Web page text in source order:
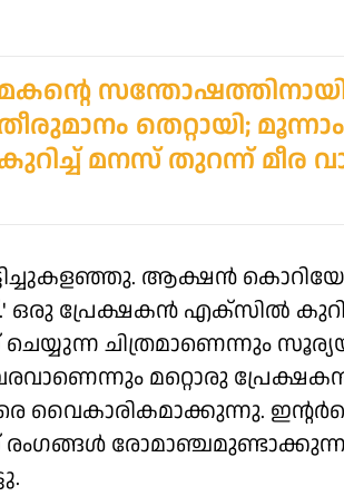
തെറ്റായി;
മനസ് തുറന്ന് മീര
ആക്ഷൻ
പ്രേക്ഷകൻ എക്‌സിൽ
ചിത്രമാണെന്നും
മറ്റൊരു പ്രേക്ഷകൻ
വൈകാരികമാക്കുന്നു.
രംഗങ്ങൾ